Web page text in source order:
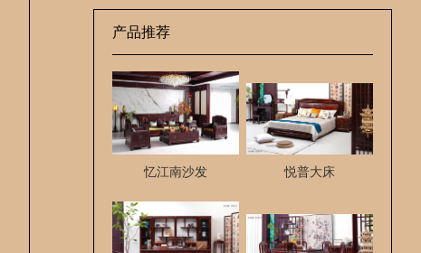
产品推荐
忆江南沙发 悦普大床